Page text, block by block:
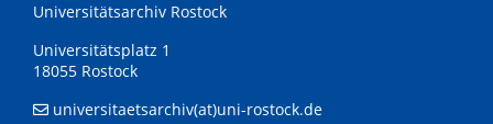
Universitätsarchiv Rostock
Universitätsplatz 1
18055 Rostock
universitaetsarchiv(at)uni-rostock.de